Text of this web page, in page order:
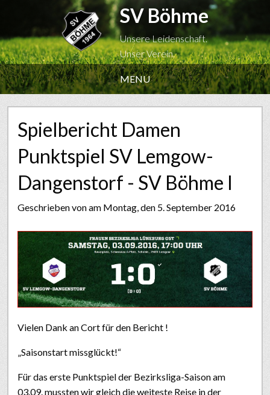
SV Böhme
Unsere Leidenschaft.
Unser Verein.
MENU
Spielbericht Damen
Punktspiel SV Lemgow-
Dangenstorf - SV Böhme I
Geschrieben vonam Montag, den 5. September 2016
Vielen Dank an Cort für den Bericht !
„Saisonstart missglückt!“
Für das erste Punktspiel der Bezirksliga-Saison am
03.09. mussten wir gleich die weiteste Reise in der